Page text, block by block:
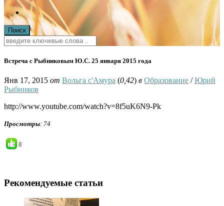
Встреча с Рыбниковым Ю.С. 25 января 2015 года
Янв 17, 2015 от Вольга с'Амура (0,42) в Образование /Юрий
Рыбников
http://www.youtube.com/watch?v=8f5uK6N9-Pk
Просмотры: 74
8
Рекомендуемые статьи